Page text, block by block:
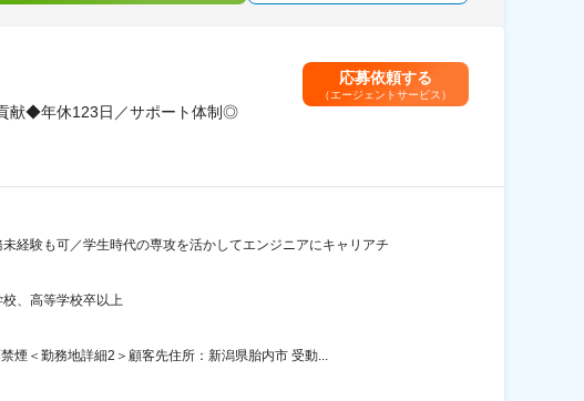
献◆年休123日／サポート体制◎
応募依頼する
（エージェントサービス）
経験も可／学生時代の専攻を活かしてエンジニアにキャリアチ
、高等学校卒以上
煙＜勤務地詳細2＞顧客先住所：新潟県胎内市 受動...